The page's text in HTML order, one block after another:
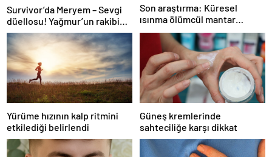
Survivor’da Meryem – Sevgi
düellosu! Yağmur’un rakibi
belli oldu
Son araştırma: Küresel
ısınma ölümcül mantar
hastalığını yayabilir
Yürüme hızının kalp ritmini
etkilediği belirlendi
Güneş kremlerinde
sahteciliğe karşı dikkat